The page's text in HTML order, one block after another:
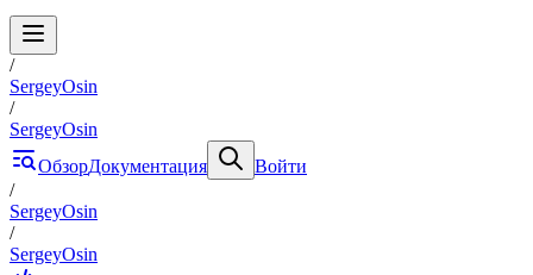
/
SergeyOsin
/
SergeyOsin
ОбзорДокументация
Войти
/
SergeyOsin
/
SergeyOsin